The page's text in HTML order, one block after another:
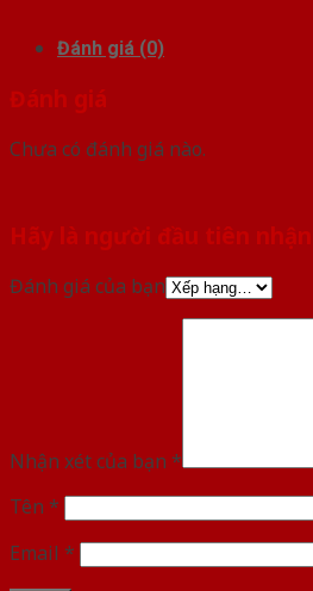
Đánh giá (0)
Đánh giá
Chưa có đánh giá nào.
Hãy là người đầu tiên
Đánh giá của bạn
Nhận xét của bạn *
Tên *
Email *